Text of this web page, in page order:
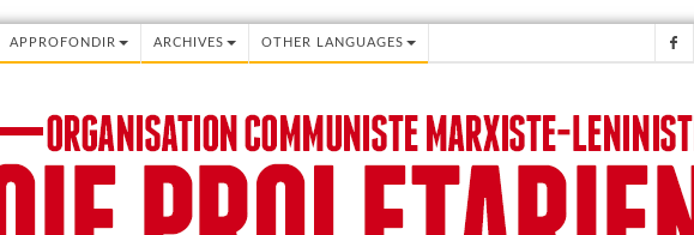
APPROFONDIR ARCHIVES OTHER LANGUAGES